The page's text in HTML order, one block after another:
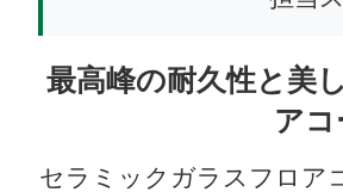
最高峰の耐久性と美
ア
セラミックガラスフロア